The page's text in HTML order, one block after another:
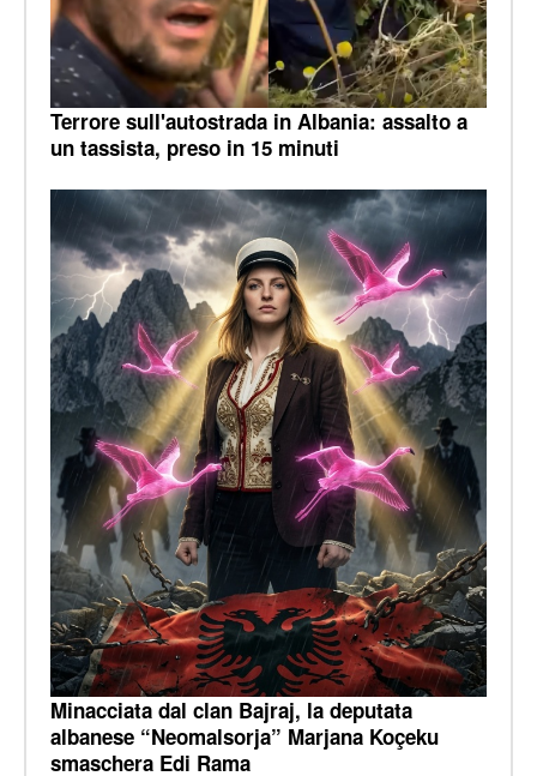
Terrore sull'autostrada in Albania: assalto a
un tassista, preso in 15 minuti
Minacciata dal clan Bajraj, la deputata
albanese “Neomalsorja” Marjana Koçeku
smaschera Edi Rama